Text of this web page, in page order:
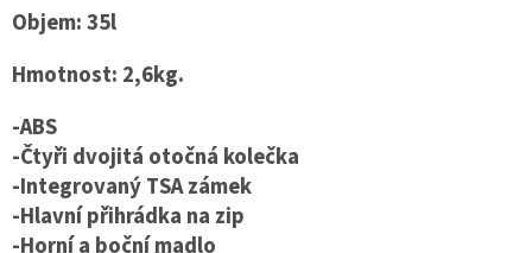
Objem: 35l
Hmotnost: 2,6kg.
-ABS
-Čtyři dvojitá otočná kolečka
-Integrovaný TSA zámek
-Hlavní přihrádka na zip
-Horní a boční madlo